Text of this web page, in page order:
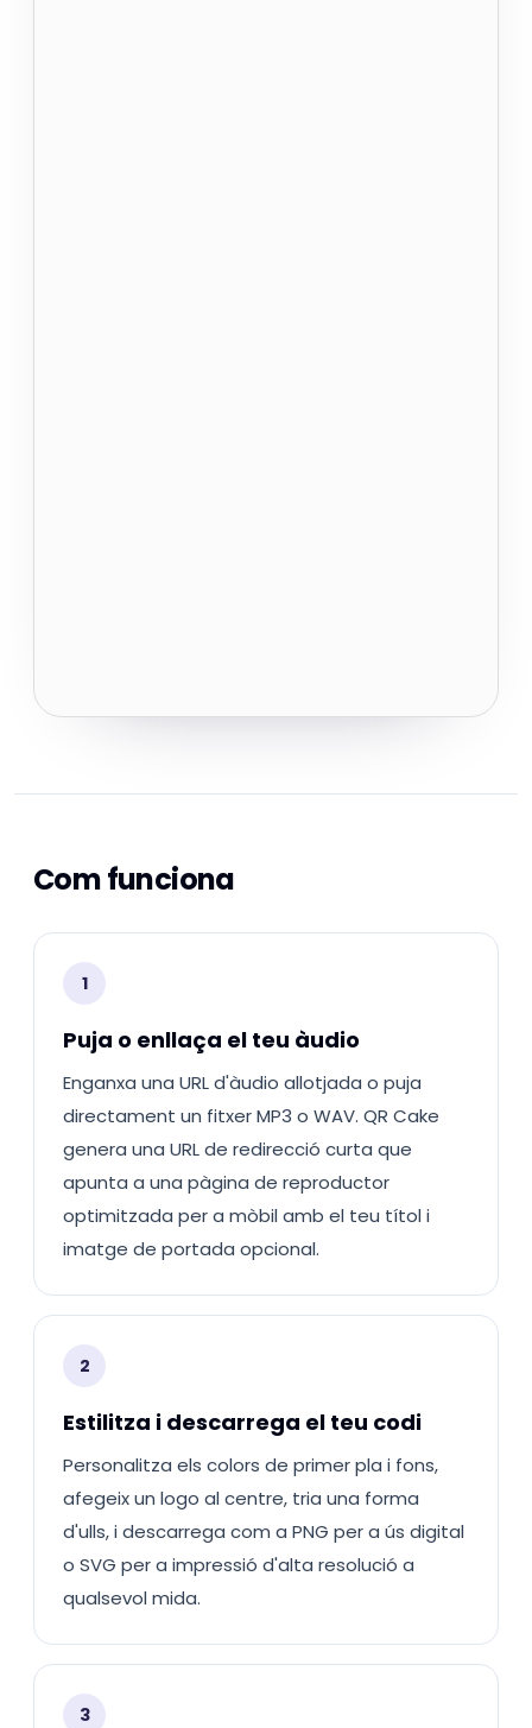
Com funciona
1
Puja o enllaça el teu àudio
Enganxa una URL d'àudio allotjada o puja
directament un fitxer MP3 o WAV. QR Cake
genera una URL de redirecció curta que
apunta a una pàgina de reproductor
optimitzada per a mòbil amb el teu títol i
imatge de portada opcional.
2
Estilitza i descarrega el teu codi
Personalitza els colors de primer pla i fons,
afegeix un logo al centre, tria una forma
d'ulls, i descarrega com a PNG per a ús digital
o SVG per a impressió d'alta resolució a
qualsevol mida.
3